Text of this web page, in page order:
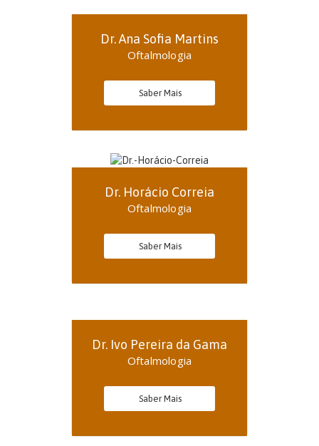
Dr. Ana Sofia Martins
Oftalmologia
Saber Mais
Dr. Horácio Correia
Oftalmologia
Saber Mais
Dr. Ivo Pereira da Gama
Oftalmologia
Saber Mais